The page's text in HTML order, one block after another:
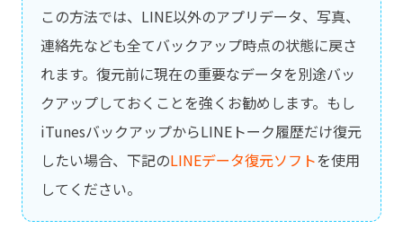
この方法では、LINE以外のアプリデータ、写真、
連絡先なども全てバックアップ時点の状態に戻さ
れます。復元前に現在の重要なデータを別途バッ
クアップしておくことを強くお勧めします。もし
iTunesバックアップからLINEトーク履歴だけ復元
したい場合、下記のLINEデータ復元ソフトを使用
してください。